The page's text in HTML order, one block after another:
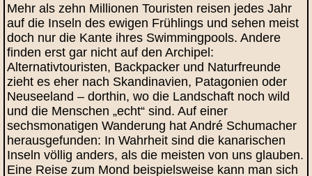
Mehr als zehn Millionen Touristen reisen jedes Jahr
auf die Inseln des ewigen Frühlings und sehen meist
doch nur die Kante ihres Swimmingpools. Andere
finden erst gar nicht auf den Archipel:
Alternativtouristen, Backpacker und Naturfreunde
zieht es eher nach Skandinavien, Patagonien oder
Neuseeland – dorthin, wo die Landschaft noch wild
und die Menschen „echt“ sind. Auf einer
sechsmonatigen Wanderung hat André Schumacher
herausgefunden: In Wahrheit sind die kanarischen
Inseln völlig anders, als die meisten von uns glauben.
Eine Reise zum Mond beispielsweise kann man sich